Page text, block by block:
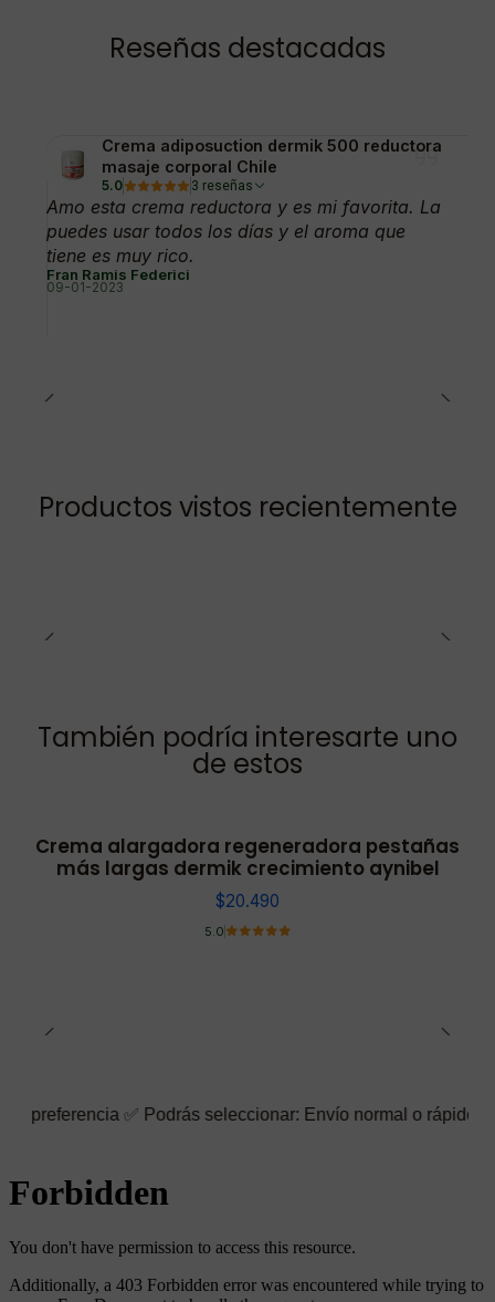
Reseñas destacadas
Crema adiposuction dermik 500 reductora
masaje corporal Chile
5.0 3 reseñas
Amo esta crema reductora y es mi favorita. La
puedes usar todos los días y el aroma que
tiene es muy rico.
Fran Ramis Federici
09-01-2023
Productos vistos recientemente
También podría interesarte uno
de estos
Crema alargadora regeneradora pestañas
más largas dermik crecimiento aynibel
$20.490
5.0
Podrás seleccionar: Envío normal o rápido ☑️ También